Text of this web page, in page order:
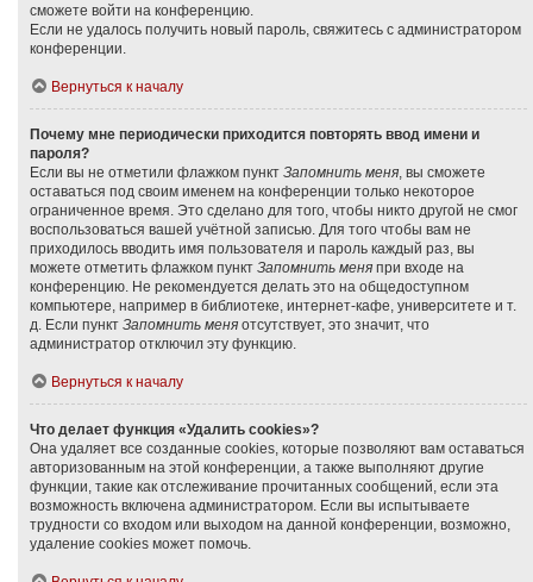
сможете войти на конференцию.
Если не удалось получить новый пароль, свяжитесь с администратором
конференции.
Вернуться к началу
Почему мне периодически приходится повторять ввод имени и
пароля?
Если вы не отметили флажком пункт Запомнить меня, вы сможете
оставаться под своим именем на конференции только некоторое
ограниченное время. Это сделано для того, чтобы никто другой не смог
воспользоваться вашей учётной записью. Для того чтобы вам не
приходилось вводить имя пользователя и пароль каждый раз, вы
можете отметить флажком пункт Запомнить меня при входе на
конференцию. Не рекомендуется делать это на общедоступном
компьютере, например в библиотеке, интернет-кафе, университете и т.
д. Если пункт Запомнить меня отсутствует, это значит, что
администратор отключил эту функцию.
Вернуться к началу
Что делает функция «Удалить cookies»?
Она удаляет все созданные cookies, которые позволяют вам оставаться
авторизованным на этой конференции, а также выполняют другие
функции, такие как отслеживание прочитанных сообщений, если эта
возможность включена администратором. Если вы испытываете
трудности со входом или выходом на данной конференции, возможно,
удаление cookies может помочь.